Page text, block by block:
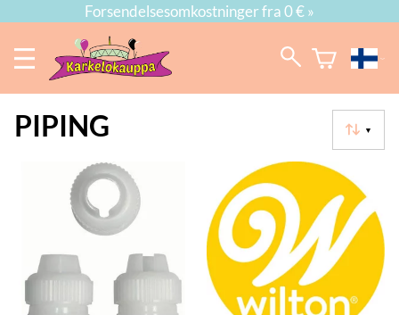
Forsendelsesomkostninger fra 0 € »
▼
PIPING